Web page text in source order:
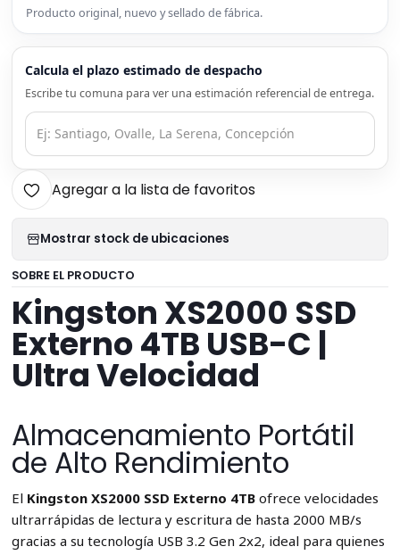
Producto original, nuevo y sellado de fábrica.
Calcula el plazo estimado de despacho
Escribe tu comuna para ver una estimación referencial de entrega.
Agregar a la lista de favoritos
Mostrar stock de ubicaciones
SOBRE EL PRODUCTO
Kingston XS2000 SSD
Externo 4TB USB-C |
Ultra Velocidad
Almacenamiento Portátil
de Alto Rendimiento
El Kingston XS2000 SSD Externo 4TBofrece velocidades
ultrarrápidas de lectura y escritura de hasta 2000 MB/s
gracias a su tecnología USB 3.2 Gen 2x2, ideal para quienes